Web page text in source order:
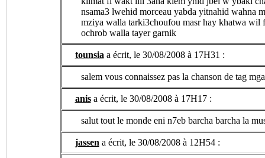
nsama3 lwehid morceau yabda yitnahid
mziya walla tarki3choufou masr hay khatwa
ochrob walla tayer garnik
tounsia a écrit, le 30/08/2008 à 17H31 :
salem vous connaissez pas la chanson de tag
anisa écrit, le 30/08/2008 à 17H17 :
salut tout le monde eni n7eb barcha barcha la
jassen a écrit, le 30/08/2008 à 12H54 :